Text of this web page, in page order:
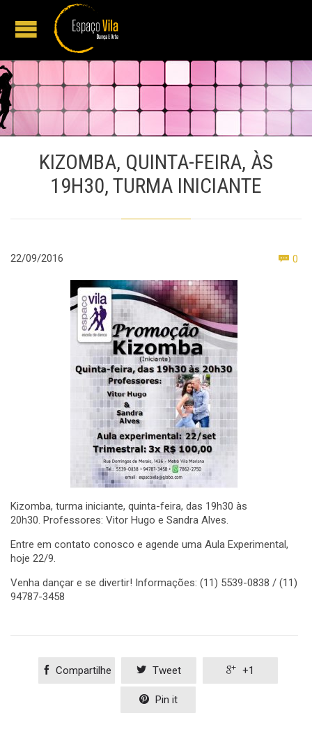
KIZOMBA, QUINTA-FEIRA, ÀS
19H30, TURMA INICIANTE
22/09/2016  0
Kizomba, turma iniciante, quinta-feira, das 19h30 às
20h30. Professores: Vitor Hugo e Sandra Alves.
Entre em contato conosco e agende uma Aula Experimental,
hoje 22/9.
Venha dançar e se divertir! Informações: (11) 5539-0838 / (11)
94787-3458
 Compartilhe  Tweet  +1
 Pin it